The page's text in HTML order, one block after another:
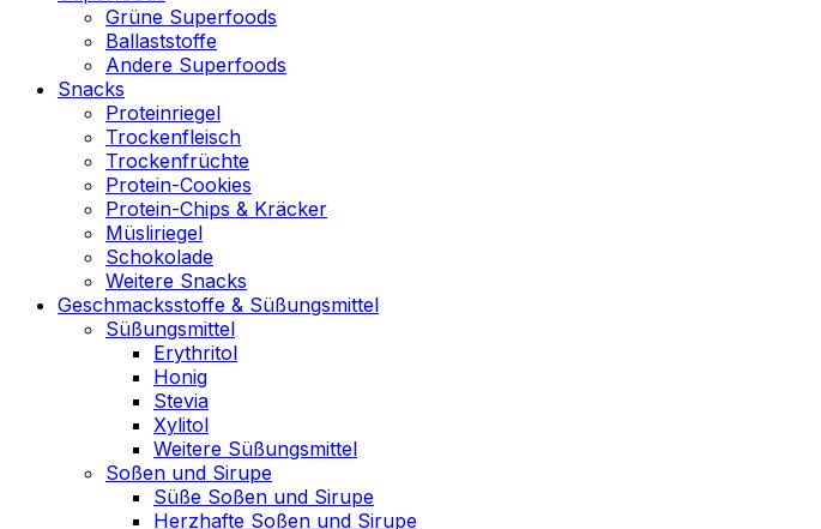
Grüne Superfoods
Ballaststoffe
Andere Superfoods
Snacks
Proteinriegel
Trockenfleisch
Trockenfrüchte
Protein-Cookies
Protein-Chips & Kräcker
Müsliriegel
Schokolade
Weitere Snacks
Geschmacksstoffe & Süßungsmittel
Süßungsmittel
Erythritol
Honig
Stevia
Xylitol
Weitere Süßungsmittel
Soßen und Sirupe
Süße Soßen und Sirupe
Herzhafte Soßen und Sirupe